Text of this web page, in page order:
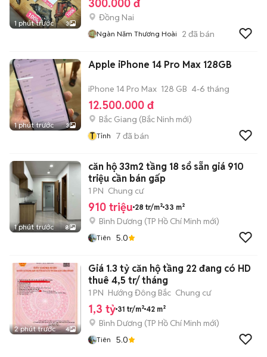
1 phút trước 3
300.000 đ
Đồng Nai
Ngàn Năm Thương Hoài 2 đã bán
1 phút trước 3
Apple iPhone 14 Pro Max 128GB
iPhone 14 Pro Max 128 GB 4-6 tháng
12.500.000 đ
Bắc Giang (Bắc Ninh mới)
T Tỉnh 7 đã bán
1 phút trước 8
căn hộ 33m2 tầng 18 sổ sẵn giá 910
triệu cần bán gấp
1 PN Chung cư
910 triệu 28 tr/m² 33 m²
Bình Dương (TP Hồ Chí Minh mới)
Tiên 5.0
2 phút trước 4
Giá 1.3 tỷ căn hộ tầng 22 đang có HD
thuê 4,5 tr/ tháng
1 PN Hướng Đông Bắc Chung cư
1,3 tỷ 31 tr/m² 42 m²
Bình Dương (TP Hồ Chí Minh mới)
Tiên 5.0